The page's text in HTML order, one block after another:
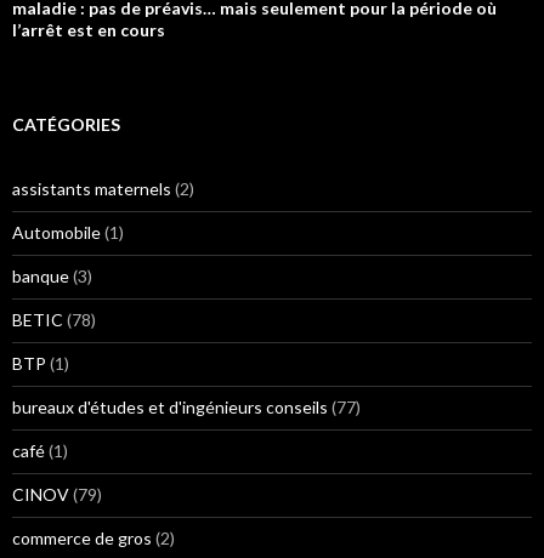
maladie : pas de préavis… mais seulement pour la période où
l’arrêt est en cours
CATÉGORIES
assistants maternels (2)
Automobile(1)
banque(3)
BETIC (78)
BTP (1)
bureaux d'études et d'ingénieurs conseils (77)
café(1)
CINOV(79)
commerce de gros (2)